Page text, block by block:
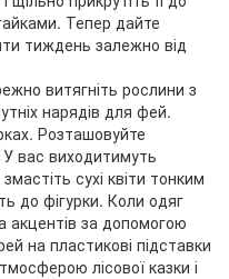
Тепер дайте
тиждень залежно від
витягніть рослини з
нарядів для фей.
Розташовуйте
вас виходитимуть
сухі квіти тонким
до фігурки. Коли одяг
акцентів за допомогою
на пластикові підставки
лісової казки і